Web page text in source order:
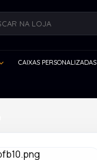
CAIXAS PERSONALIZADAS